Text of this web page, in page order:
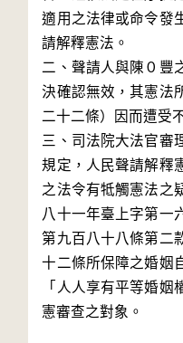
適用之法律或命令發
請解釋憲法。
二、聲請人與陳０豐
決確認無效，其憲法
二十二條）因而遭受
三、司法院大法官審
規定，人民聲請解釋
之法令有牴觸憲法之
八十一年臺上字第一
第九百八十八條第二
十二條所保障之婚姻
「人人享有平等婚
憲審查之對象。